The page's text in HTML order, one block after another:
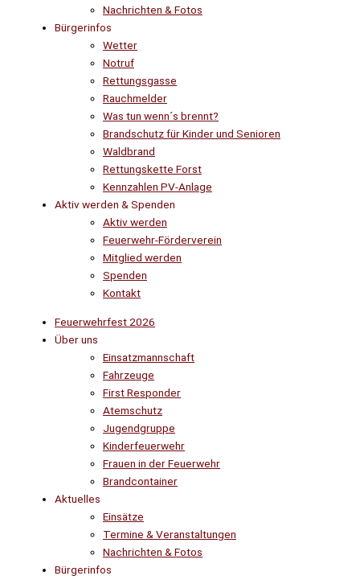
Nachrichten & Fotos
Bürgerinfos
Wetter
Notruf
Rettungsgasse
Rauchmelder
Was tun wenn´s brennt?
Brandschutz für Kinder und Senioren
Waldbrand
Rettungskette Forst
Kennzahlen PV-Anlage
Aktiv werden & Spenden
Aktiv werden
Feuerwehr-Förderverein
Mitglied werden
Spenden
Kontakt
Feuerwehrfest 2026
Über uns
Einsatzmannschaft
Fahrzeuge
First Responder
Atemschutz
Jugendgruppe
Kinderfeuerwehr
Frauen in der Feuerwehr
Brandcontainer
Aktuelles
Einsätze
Termine & Veranstaltungen
Nachrichten & Fotos
Bürgerinfos